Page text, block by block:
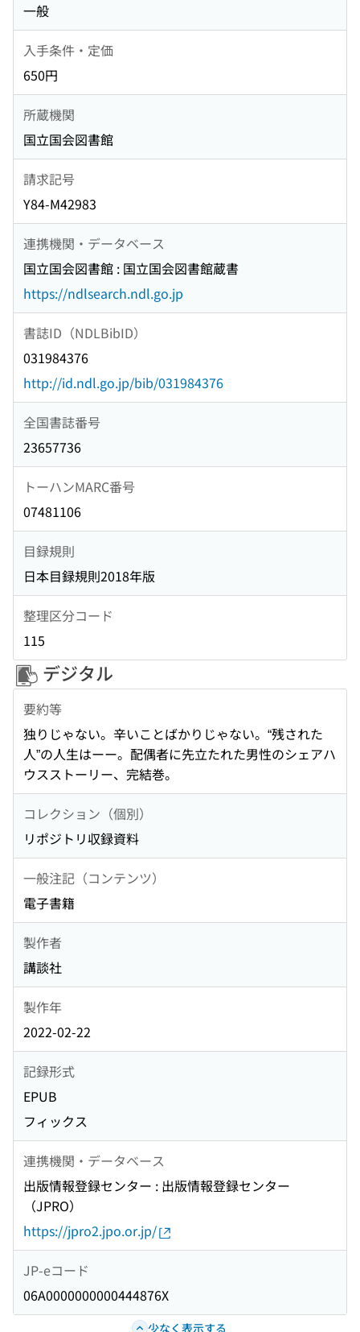
一般
入手条件・定価
650円
所蔵機関
国立国会図書館
請求記号
Y84-M42983
連携機関・データベース
国立国会図書館 : 国立国会図書館蔵書
https://ndlsearch.ndl.go.jp
書誌ID（NDLBibID）
031984376
http://id.ndl.go.jp/bib/031984376
全国書誌番号
23657736
トーハンMARC番号
07481106
目録規則
日本目録規則2018年版
整理区分コード
115
デジタル
要約等
独りじゃない。辛いことばかりじゃない。“残された
人”の人生はーー。配偶者に先立たれた男性のシェアハ
ウスストーリー、完結巻。
コレクション（個別）
リポジトリ収録資料
一般注記（コンテンツ）
電子書籍
製作者
講談社
製作年
2022-02-22
記録形式
EPUB
フィックス
連携機関・データベース
出版情報登録センター : 出版情報登録センター
（JPRO）
https://jpro2.jpo.or.jp/
JP-eコード
06A0000000000444876X
少なく表示する